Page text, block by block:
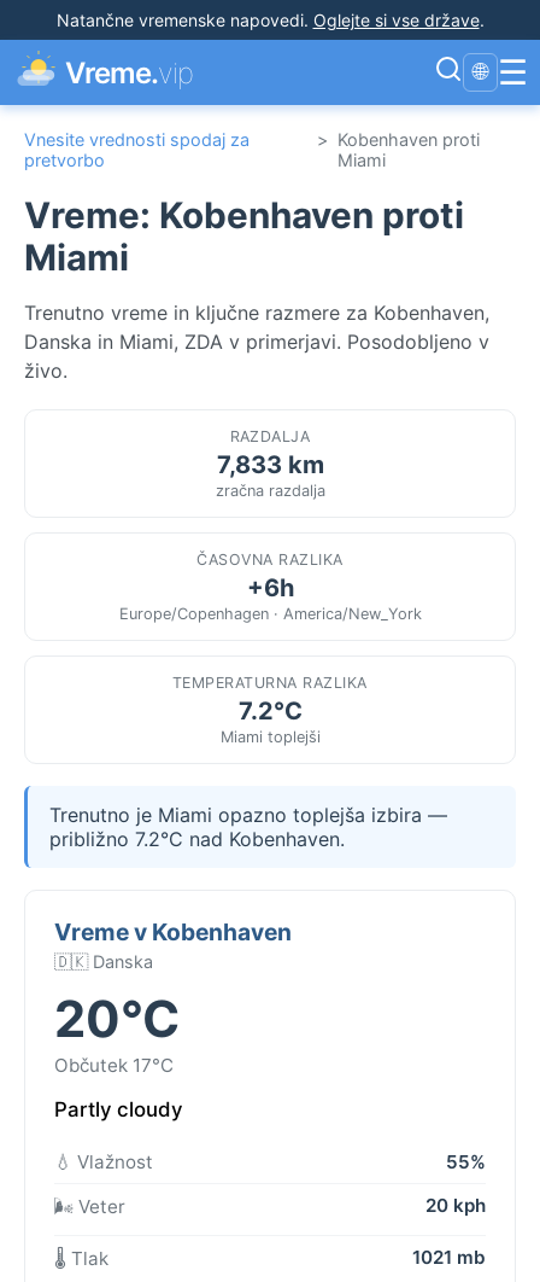
Natančne vremenske napovedi. Oglejte si vse države.
Vreme.vip 🌐 ☰
Vnesite vrednosti spodaj za
pretvorbo
> Kobenhaven proti
Miami
Vreme: Kobenhaven proti
Miami
Trenutno vreme in ključne razmere za Kobenhaven,
Danska in Miami, ZDA v primerjavi. Posodobljeno v
živo.
RAZDALJA
7,833 km
zračna razdalja
ČASOVNA RAZLIKA
+6h
Europe/Copenhagen · America/New_York
TEMPERATURNA RAZLIKA
7.2°C
Miami toplejši
Trenutno je Miami opazno toplejša izbira —
približno 7.2°C nad Kobenhaven.
Vreme v Kobenhaven
🇩🇰 Danska
20°C
Občutek 17°C
Partly cloudy
💧 Vlažnost
55%
🌬️ Veter
20 kph
🌡️ Tlak 1021 mb